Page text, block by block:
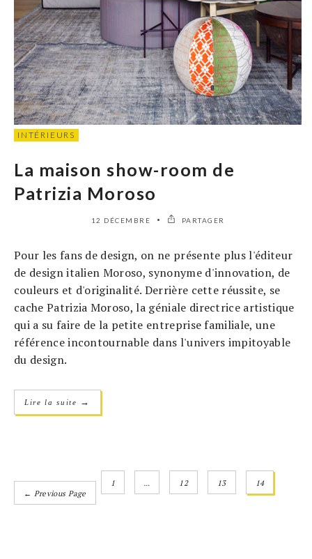
INTÉRIEURS
La maison show-room de
Patrizia Moroso
12 DÉCEMBRE PARTAGER
Pour les fans de design, on ne présente plus l'éditeur
de design italien Moroso, synonyme d'innovation, de
couleurs et d'originalité. Derrière cette réussite, se
cache Patrizia Moroso, la géniale directrice artistique
qui a su faire de la petite entreprise familiale, une
référence incontournable dans l'univers impitoyable
du design.
Lire la suite →
← Previous Page
1 12 13 14